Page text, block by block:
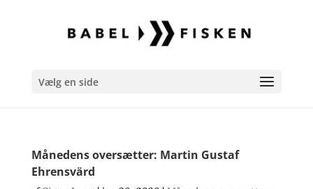
Vælg en side
Månedens oversætter: Martin Gustaf
Ehrensvärd